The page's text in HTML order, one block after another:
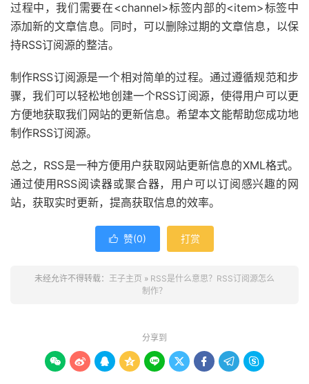
过程中，我们需要在<channel>标签内部的<item>标签中
添加新的文章信息。同时，可以删除过期的文章信息，以保
持RSS订阅源的整洁。
制作RSS订阅源是一个相对简单的过程。通过遵循规范和步
骤，我们可以轻松地创建一个RSS订阅源，使得用户可以更
方便地获取我们网站的更新信息。希望本文能帮助您成功地
制作RSS订阅源。
总之，RSS是一种方便用户获取网站更新信息的XML格式。
通过使用RSS阅读器或聚合器，用户可以订阅感兴趣的网
站，获取实时更新，提高获取信息的效率。
 赞(0) 打赏
未经允许不得转载： 王子主页 » RSS是什么意思？RSS订阅源怎么
制作？
分享到
        